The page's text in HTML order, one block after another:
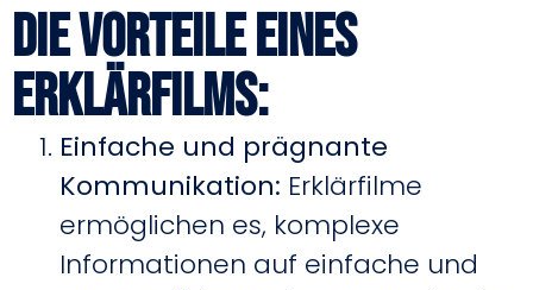
Die Vorteile eines
Erklärfilms:
Einfache und prägnante
Kommunikation: Erklärfilme
ermöglichen es, komplexe
Informationen auf einfache und